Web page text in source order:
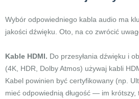
Wybór odpowiedniego kabla audio ma
jakości dźwięku. Oto, na co zwrócić
Kable HDMI. Do przesyłania dźwięku i
(4K, HDR, Dolby Atmos) używaj kabli
Kabel powinien być certyfikowany (np.
mieć odpowiednią długość — im krótszy,